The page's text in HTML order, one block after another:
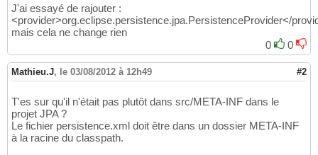
14
15
16
18
19
20
21
22
23
24
            <property name=
                value=
"jdbc:mysql://
            <property name=
<!-- EclipseLink should create
            <property name=
"eclipselink.ddl-
            <property name=
"eclipselink.ddl-
                value=
"database"
/>
        </properties>
	</persistence-unit>
</persistence>
J'ai essayé de rajouter :
<provider>org.eclipse.persistence.jpa.PersistenceProvider</
mais cela ne change rien
0
0
Mathieu.J, le 03/08/2012 à 12h49 #2
T'es sur qu'il n'était pas plutôt dans src/META-INF dans le
projet JPA ?
Le fichier persistence.xml doit être dans un dossier META-INF
à la racine du classpath.